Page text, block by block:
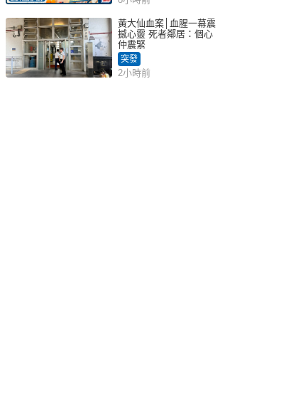
學）
黃大仙血案│血腥一幕震
撼心靈 死者鄰居：個心
仲震緊
突發
2小時前